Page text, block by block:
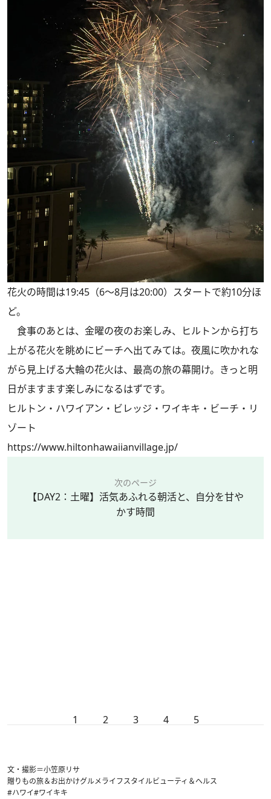
花火の時間は19:45（6〜8月は20:00）スタートで約10分ほ
ど。
食事のあとは、金曜の夜のお楽しみ、ヒルトンから打ち
上がる花火を眺めにビーチへ出てみては。夜風に吹かれな
がら見上げる大輪の花火は、最高の旅の幕開け。きっと明
日がますます楽しみになるはずです。
ヒルトン・ハワイアン・ビレッジ・ワイキキ・ビーチ・リ
ゾート
https://www.hiltonhawaiianvillage.jp/
次のページ
【DAY2：土曜】活気あふれる朝活と、自分を甘や
かす時間
1 2 3 4 5
文・撮影＝小笠原リサ
贈りもの旅＆お出かけグルメライフスタイルビューティ＆ヘルス
#ハワイ#ワイキキ